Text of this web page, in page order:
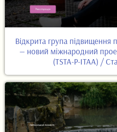
Відкрита група підвищення
— новий міжнародний
(TSTA-P-ITAA) /